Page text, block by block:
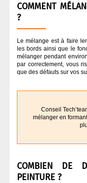
COMMENT
?
Le mélange est à faire
les bords ainsi que le
mélanger pendant
par correctement, vous
que des défauts sur vos
Conseil
mélanger en
COMBIEN DE
PEINTURE ?